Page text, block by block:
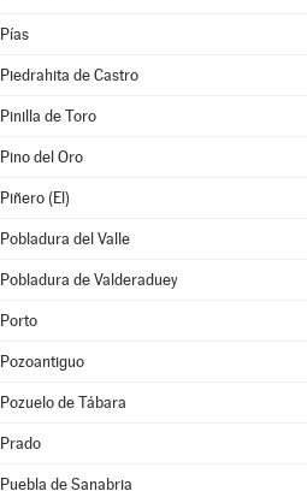
Pías
Piedrahita de Castro
Pinilla de Toro
Pino del Oro
Piñero (El)
Pobladura del Valle
Pobladura de Valderaduey
Porto
Pozoantiguo
Pozuelo de Tábara
Prado
Puebla de Sanabria